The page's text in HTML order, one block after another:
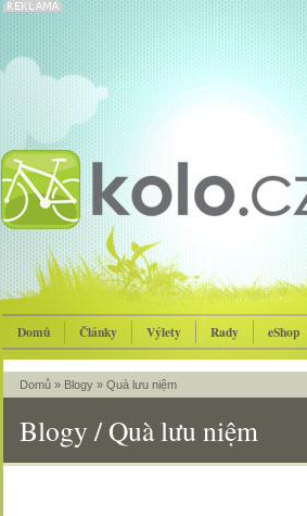
Domů Články Výlety Rady eShop
Domů » Blogy » Quà lưu niệm
Blogy / Quà lưu niệm